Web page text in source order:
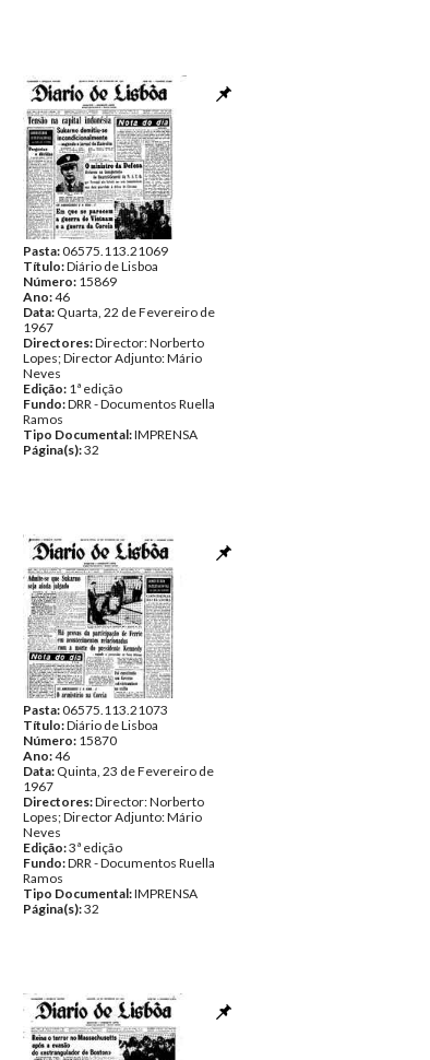
Pasta:06575.113.21069
Título:Diário de Lisboa
Número: 15869
Ano:46
Data: Quarta, 22 de Fevereiro de
1967
Directores:Director: Norberto
Lopes; Director Adjunto: Mário
Neves
Edição: 1ª edição
Fundo:DRR - Documentos Ruella
Ramos
Tipo Documental:IMPRENSA
Página(s):32
Pasta:06575.113.21073
Título:Diário de Lisboa
Número: 15870
Ano:46
Data: Quinta, 23 de Fevereiro de
1967
Directores:Director: Norberto
Lopes; Director Adjunto: Mário
Neves
Edição:3ª edição
Fundo:DRR - Documentos Ruella
Ramos
Tipo Documental:IMPRENSA
Página(s):32